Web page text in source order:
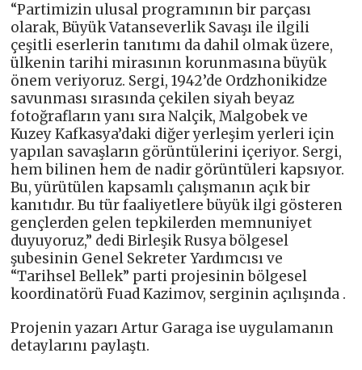
“Partimizin ulusal programının bir parçası
olarak, Büyük Vatanseverlik Savaşı ile ilgili
çeşitli eserlerin tanıtımı da dahil olmak üzere,
ülkenin tarihi mirasının korunmasına büyük
önem veriyoruz. Sergi, 1942’de Ordzhonikidze
savunması sırasında çekilen siyah beyaz
fotoğrafların yanı sıra Nalçik, Malgobek ve
Kuzey Kafkasya’daki diğer yerleşim yerleri için
yapılan savaşların görüntülerini içeriyor. Sergi,
hem bilinen hem de nadir görüntüleri kapsıyor.
Bu, yürütülen kapsamlı çalışmanın açık bir
kanıtıdır. Bu tür faaliyetlere büyük ilgi gösteren
gençlerden gelen tepkilerden memnuniyet
duyuyoruz,” dedi Birleşik Rusya bölgesel
şubesinin Genel Sekreter Yardımcısı ve
“Tarihsel Bellek” parti projesinin bölgesel
koordinatörü Fuad Kazimov, serginin açılışında .
Projenin yazarı Artur Garaga ise uygulamanın
detaylarını paylaştı.